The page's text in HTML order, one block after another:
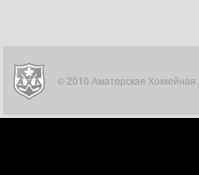
© 2010 Аматорская Хоккейная